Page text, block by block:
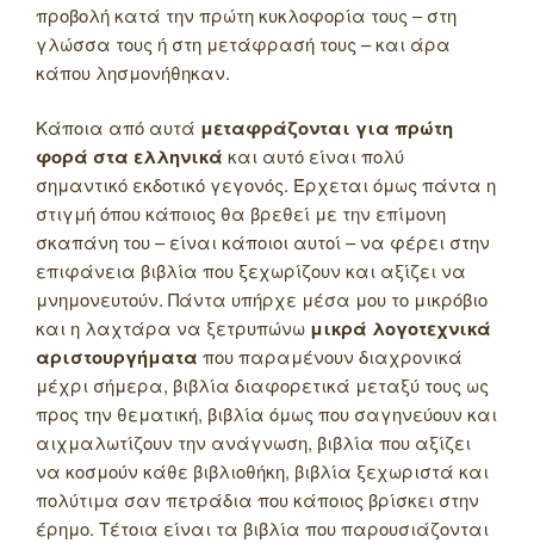
προβολή κατά την πρώτη κυκλοφορία τους – στη
γλώσσα τους ή στη μετάφρασή τους – και άρα
κάπου λησμονήθηκαν.
Κάποια από αυτά μεταφράζονται για πρώτη
φορά στα ελληνικά και αυτό είναι πολύ
σημαντικό εκδοτικό γεγονός. Έρχεται όμως πάντα η
στιγμή όπου κάποιος θα βρεθεί με την επίμονη
σκαπάνη του – είναι κάποιοι αυτοί – να φέρει στην
επιφάνεια βιβλία που ξεχωρίζουν και αξίζει να
μνημονευτούν. Πάντα υπήρχε μέσα μου το μικρόβιο
και η λαχτάρα να ξετρυπώνω μικρά λογοτεχνικά
αριστουργήματα που παραμένουν διαχρονικά
μέχρι σήμερα, βιβλία διαφορετικά μεταξύ τους ως
προς την θεματική, βιβλία όμως που σαγηνεύουν και
αιχμαλωτίζουν την ανάγνωση, βιβλία που αξίζει
να κοσμούν κάθε βιβλιοθήκη, βιβλία ξεχωριστά και
πολύτιμα σαν πετράδια που κάποιος βρίσκει στην
έρημο. Τέτοια είναι τα βιβλία που παρουσιάζονται